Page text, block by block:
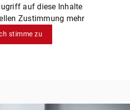
auf diese Inhalte
Zustimmung mehr
stimme zu